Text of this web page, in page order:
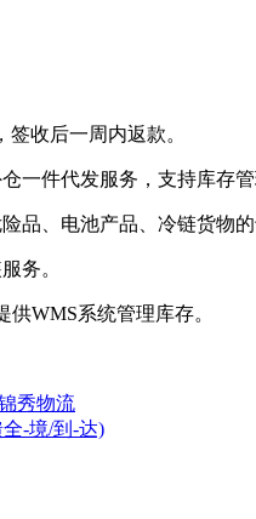
签收后一周内返款。
一件代发服务，支持库存
品、电池产品、冷链货物的
务。
WMS系统管理库存。
秀物流
-境/到-达)